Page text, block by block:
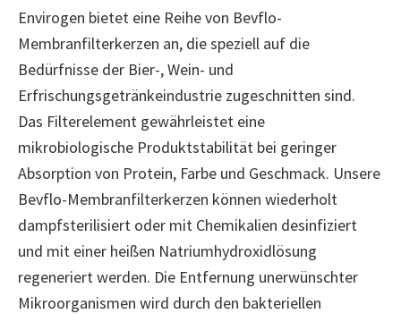
Envirogen bietet eine Reihe von Bevflo-
Membranfilterkerzen an, die speziell auf die
Bedürfnisse der Bier-, Wein- und
Erfrischungsgetränkeindustrie zugeschnitten sind.
Das Filterelement gewährleistet eine
mikrobiologische Produktstabilität bei geringer
Absorption von Protein, Farbe und Geschmack. Unsere
Bevflo-Membranfilterkerzen können wiederholt
dampfsterilisiert oder mit Chemikalien desinfiziert
und mit einer heißen Natriumhydroxidlösung
regeneriert werden. Die Entfernung unerwünschter
Mikroorganismen wird durch den bakteriellen